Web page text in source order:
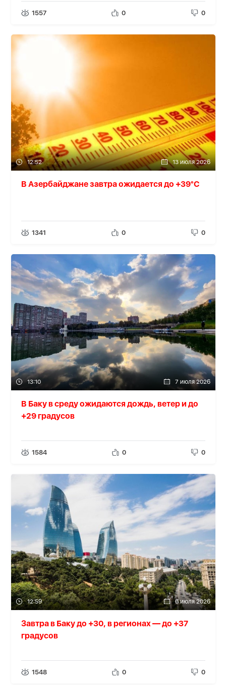
1557 0 0
12:52 13 июля 2026
В Азербайджане завтра ожидается до +39°C
1341 0 0
13:10 7 июля 2026
В Баку в среду ожидаются дождь, ветер и до
+29 градусов
1584 0 0
12:59 6 июля 2026
Завтра в Баку до +30, в регионах — до +37
градусов
1548 0 0